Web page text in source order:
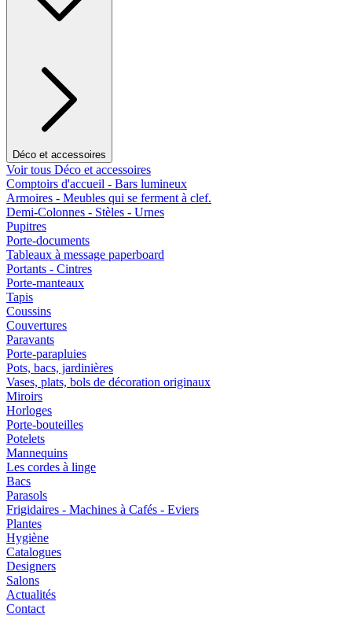
Déco et accessoires
Voir tous Déco et accessoires
Comptoirs d'accueil - Bars lumineux
Armoires - Meubles qui se ferment à clef.
Demi-Colonnes - Stèles - Urnes
Pupitres
Porte-documents
Tableaux à message paperboard
Portants - Cintres
Porte-manteaux
Tapis
Coussins
Couvertures
Paravants
Porte-parapluies
Pots, bacs, jardinières
Vases, plats, bols de décoration originaux
Miroirs
Horloges
Porte-bouteilles
Potelets
Mannequins
Les cordes à linge
Bacs
Parasols
Frigidaires - Machines à Cafés - Eviers
Plantes
Hygiène
Catalogues
Designers
Salons
Actualités
Contact